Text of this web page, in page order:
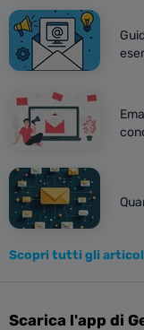
Scopri tutti gli
Scarica l'app di